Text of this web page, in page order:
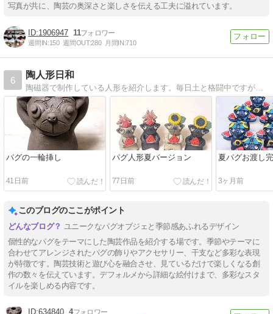
写真が共に、陶芸の奥深さと楽しさを伝える工夫に溢れています。
1906947 11
週間IN:150 週間OUT:280 月間IN:710
6
陶人形日和
陶磁器で制作している人形を紹介します。毎日土と格闘中ですが、楽しみながら作ってます。
パグの一輪挿し
41日前
パグ人形夏バージョン
77日前
夏パグお渡し
3ヶ月前
このブログのここがポイント
ユニークなパグオブジェと季節感あふれるデザイン
個性的なパグをテーマにした陶芸作品を紹介する場です。季節やテーマに
合わせてアレンジされたパグの飾りやアクセサリー、干支など多彩な表現
が特徴です。陶芸技術と遊び心を融合させ、見ているだけで楽しくなる創
作の数々を伝えています。デフォルメから詳細な絵付けまで、多彩なスタ
イルを楽しめる内容です。
634840 4